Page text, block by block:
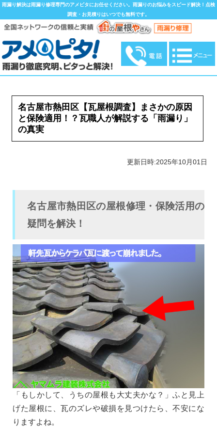
雨漏り解決は雨漏り修理専門のアメピタにお任せください。雨漏りのお悩みをスピード解決！点検
調査・お見積りはいつでも無料です。
名古屋市熱田区【瓦屋根調査】まさかの原因
と保険適用！？瓦職人が解説する「雨漏り」
の真実
更新日時:2025年10月01日
名古屋市熱田区の屋根修理・保険活用の
疑問を解決！
「もしかして、うちの屋根も大丈夫かな？」ふと見上
げた屋根に、瓦のズレや破損を見つけたら、不安にな
りますよね。